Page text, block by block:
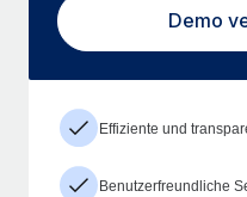
Demo
Effiziente und
Benutzerfreundliche